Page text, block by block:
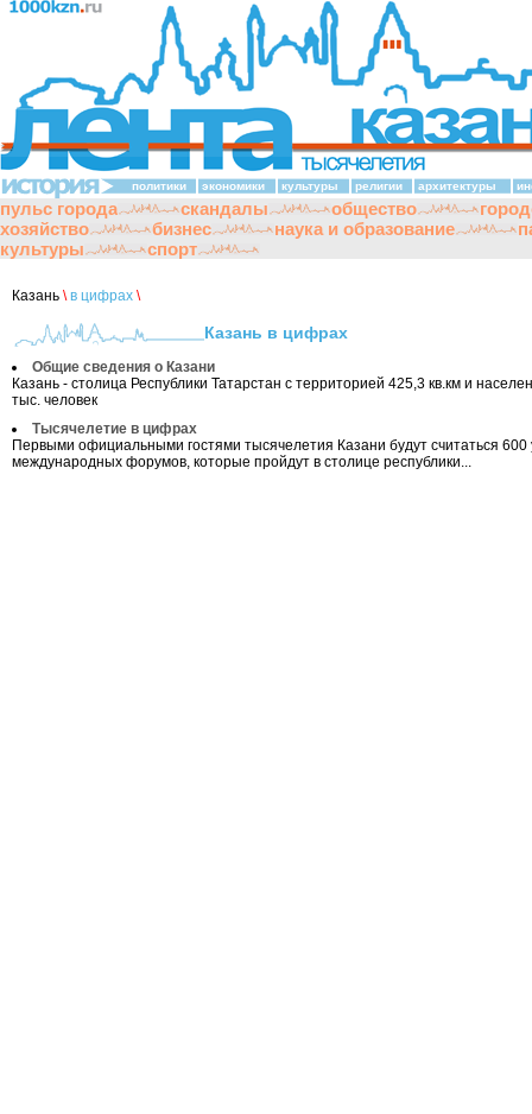
политики экономики культуры религии архитектуры
пульс города скандалы общество
хозяйство
бизнес наука и образование
культуры
спорт
Казань \ в цифрах \
Казань в цифрах
Общие сведения о Казани
Казань - столица Республики Татарстан с территорией 425,3 кв.км и
тыс. человек
Тысячелетие в цифрах
Первыми официальными гостями тысячелетия Казани будут считаться 600
международных форумов, которые пройдут в столице республики...